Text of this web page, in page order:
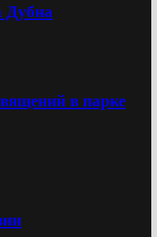
Дубна
в парке